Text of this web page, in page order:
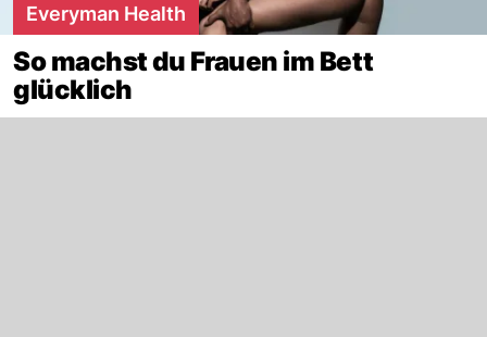
Everyman Health
So machst du Frauen im Bett
glücklich